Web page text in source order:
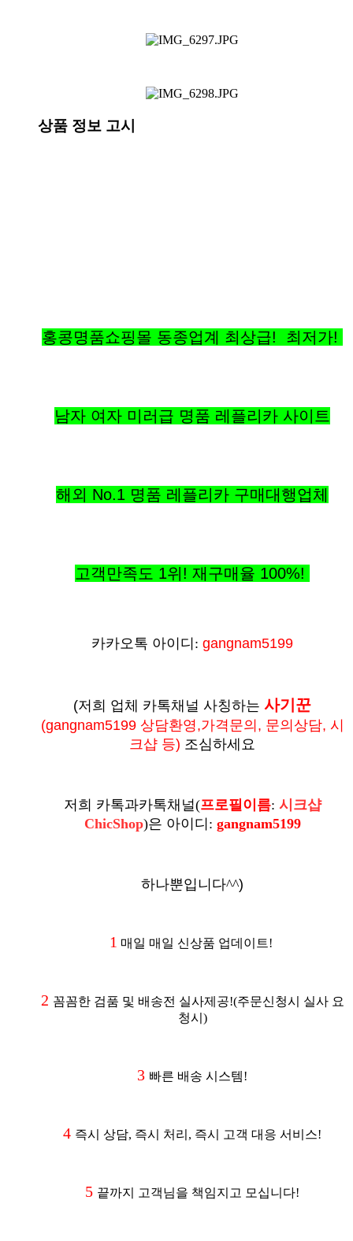
상품 정보 고시
홍콩명품쇼핑몰 동종업계 최상급! 최저가!
남자 여자 미러급 명품 레플리카 사이트
해외 No.1 명품 레플리카 구매대행업체
고객만족도 1위! 재구매율 100%!
카카오톡 아이디: gangnam5199
(저희 업체 카톡채널 사칭하는 사기꾼
(gangnam5199 상담환영,가격문의, 문의상담, 시
크샵 등) 조심하세요
저희 카톡과카톡채널(프로필이름: 시크샵
ChicShop)은 아이디: gangnam5199
하나뿐입니다^^)
1 매일 매일 신상품 업데이트!
2 꼼꼼한 검품 및 배송전 실사제공!(주문신청시 실사 요
청시 )
3 빠른 배송 시스템!
4 즉시 상담, 즉시 처리, 즉시 고객 대응 서비스!
5 끝까지 고객님을 책임지고 모십니다!